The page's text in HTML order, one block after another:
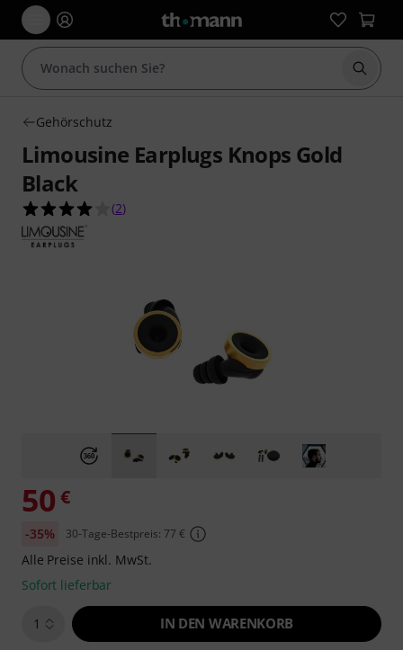
Suche
Gehörschutz
Limousine Earplugs Knops Gold
Black
4.0 von 5 Sternen aus 2 Kundenbewertungen
(2)
50 €
-35% 30-Tage-Bestpreis: 77 €
Alle Preise inkl. MwSt.
Sofort lieferbar
1 IN DEN WARENKORB